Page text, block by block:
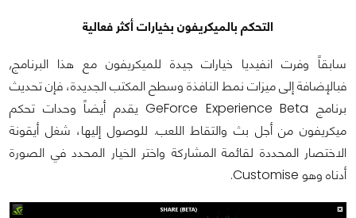
التحكم بالميكريفون بخيارات أكثر فعالية
سابقاً وفرت انفيديا خيارات جيدة للميكريفون مع هذا البرنامج,
فبالإضافة إلى ميزات نمط النافذة وسطح المكتب الجديدة، فإن تحديث
برنامج GeForce Experience Beta يقدم أيضاً وحدات تحكم
ميكريفون من أجل بث والتقاط اللعب. للوصول إليها، شغل أيقونة
الاختصار المحددة لقائمة المشاركة واختر الخيار المحدد في الصورة
أدناه وهو Customise.